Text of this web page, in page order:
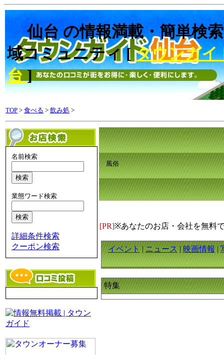
仙台 の情報満載・簡単検
域コミュニティ [タウンガイ
台]
TOP > 食べる > 飲み処 >
名前検索
業態ワード検索
詳細条件検索
クーポン検索
風俗
[PR]※あなたのお店・会社を無料
イベント|ニュース|映画情報|
特集